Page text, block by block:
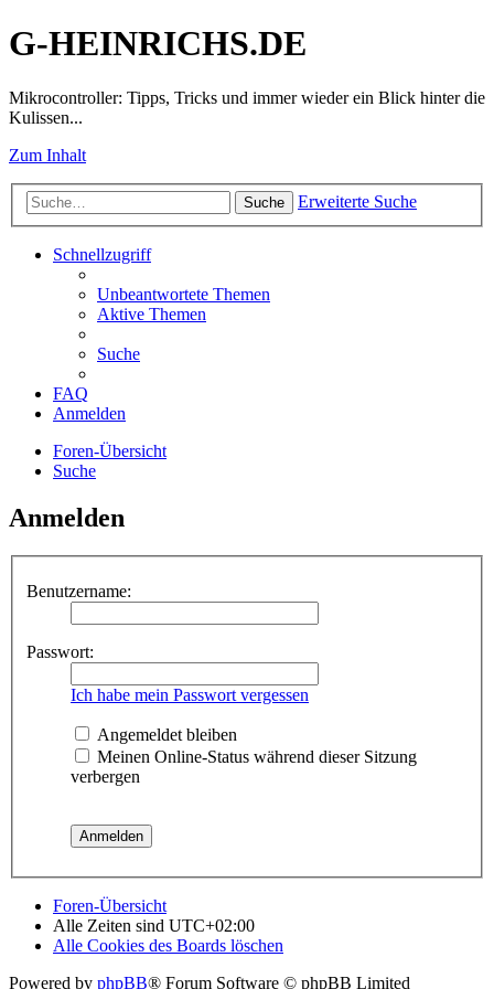
G-HEINRICHS.DE
Mikrocontroller: Tipps, Tricks und immer wieder ein Blick hinter die
Kulissen...
Zum Inhalt
Suche Erweiterte Suche
Schnellzugriff
Unbeantwortete Themen
Aktive Themen
Suche
FAQ
Anmelden
Foren-Übersicht
Suche
Anmelden
Benutzername:
Passwort:
Ich habe mein Passwort vergessen
Angemeldet bleiben
Meinen Online-Status während dieser Sitzung
verbergen
Foren-Übersicht
Alle Zeiten sind UTC+02:00
Alle Cookies des Boards löschen
Powered by phpBB® Forum Software © phpBB Limited